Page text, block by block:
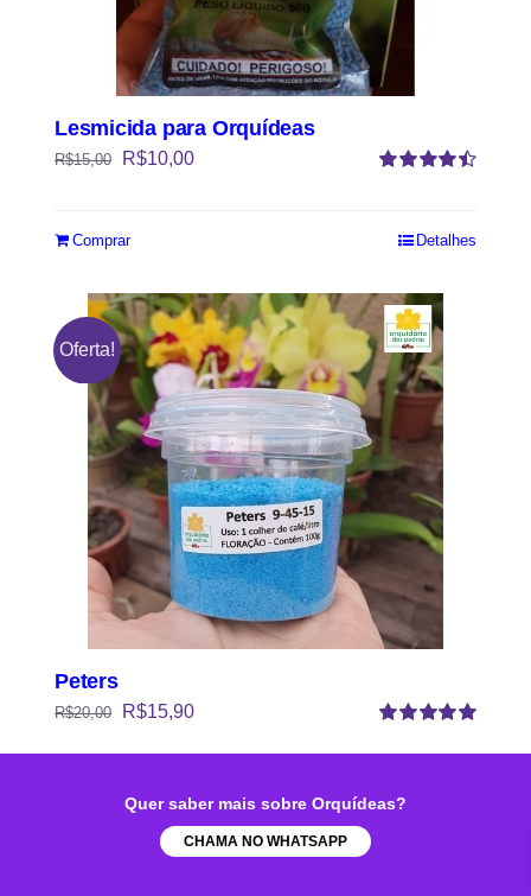
Quer saber mais sobre Orquídeas?
CHAMA NO WHATSAPP
Lesmicida para Orquídeas
R$15,00 R$10,00
Comprar Detalhes
Oferta!
Peters
5.00de 5
R$20,00 R$15,90